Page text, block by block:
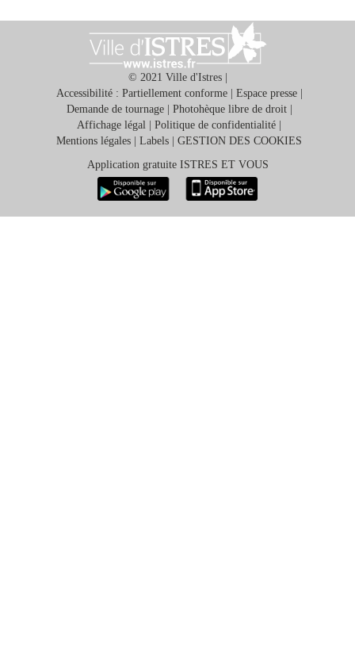
© 2021 Ville d'Istres |
Accessibilité : Partiellement conforme| Espace presse|
Demande de tournage| Photohèque libre de droit|
Affichage légal
Politique de confidentialité
Mentions légales
Labels
GESTION DES COOKIES
Application gratuite ISTRES ET VOUS